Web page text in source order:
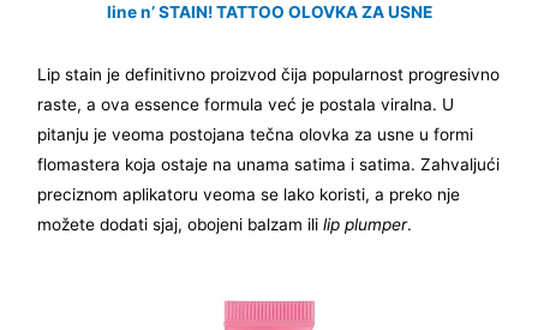
line n’ STAIN! TATTOO OLOVKA ZA USNE
Lip stain je definitivno proizvod čija popularnost progresivno
raste, a ova essence formula već je postala viralna. U
pitanju je veoma postojana tečna olovka za usne u formi
flomastera koja ostaje na unama satima i satima. Zahvaljući
preciznom aplikatoru veoma se lako koristi, a preko nje
možete dodati sjaj, obojeni balzam ili lip plumper.